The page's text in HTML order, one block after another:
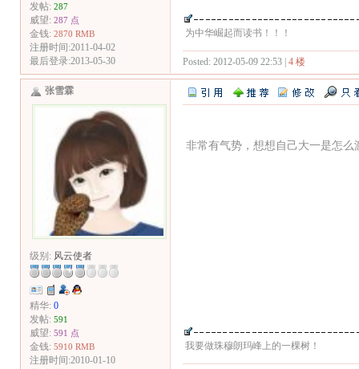
发帖: 287
威望: 287 点
金钱: 2870 RMB
注册时间:2011-04-02
最后登录:2013-05-30
为中华崛起而读书！！！
Posted: 2012-05-09 22:53 | 4 楼
张雪霖
级别: 风云使者
精华: 0
发帖: 591
威望: 591 点
金钱: 5910 RMB
注册时间:2010-01-10
非常有气势，想想自己大一是怎
我要做珠穆朗玛峰上的一棵树！